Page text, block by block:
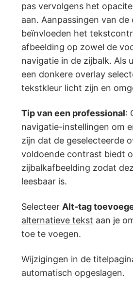
pas vervolgens het
aan. Aanpassingen van de
beïnvloeden het
afbeelding op zowel de
navigatie in de zijbalk. Als
een donkere overlay
tekstkleur licht zijn en
Tip van een professional:
navigatie-instellingen om
zijn dat de geselecteerde
voldoende contrast biedt
zijbalkafbeelding zodat
leesbaar is.
Selecteer Alt-tag
alternatieve tekst aan je
toe te voegen.
Wijzigingen in de
automatisch opgeslagen.